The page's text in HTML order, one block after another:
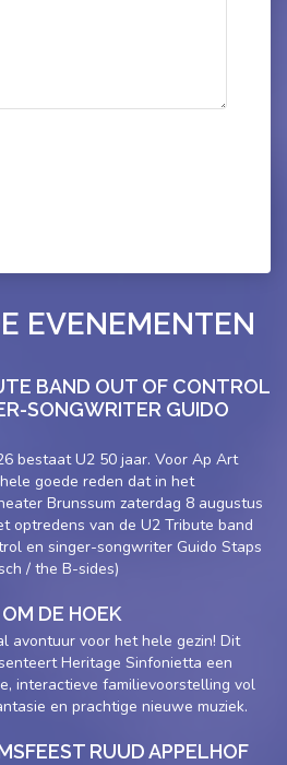
EVENEMENTEN
BAND OUT OF CONTROL
SONGWRITER GUIDO
bestaat U2 50 jaar. Voor Ap Art
goede reden dat in het
Brunssum zaterdag 8 augustus
optredens van de U2 Tribute band
en singer-songwriter Guido Staps
/ the B-sides)
DE HOEK
avontuur voor het hele gezin! Dit
Heritage Sinfonietta een
interactieve familievoorstelling vol
en prachtige nieuwe muziek.
RUUD APPELHOF